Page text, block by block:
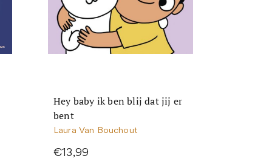
Hey baby ik ben blij dat jij er
bent
Laura Van Bouchout
€13,99